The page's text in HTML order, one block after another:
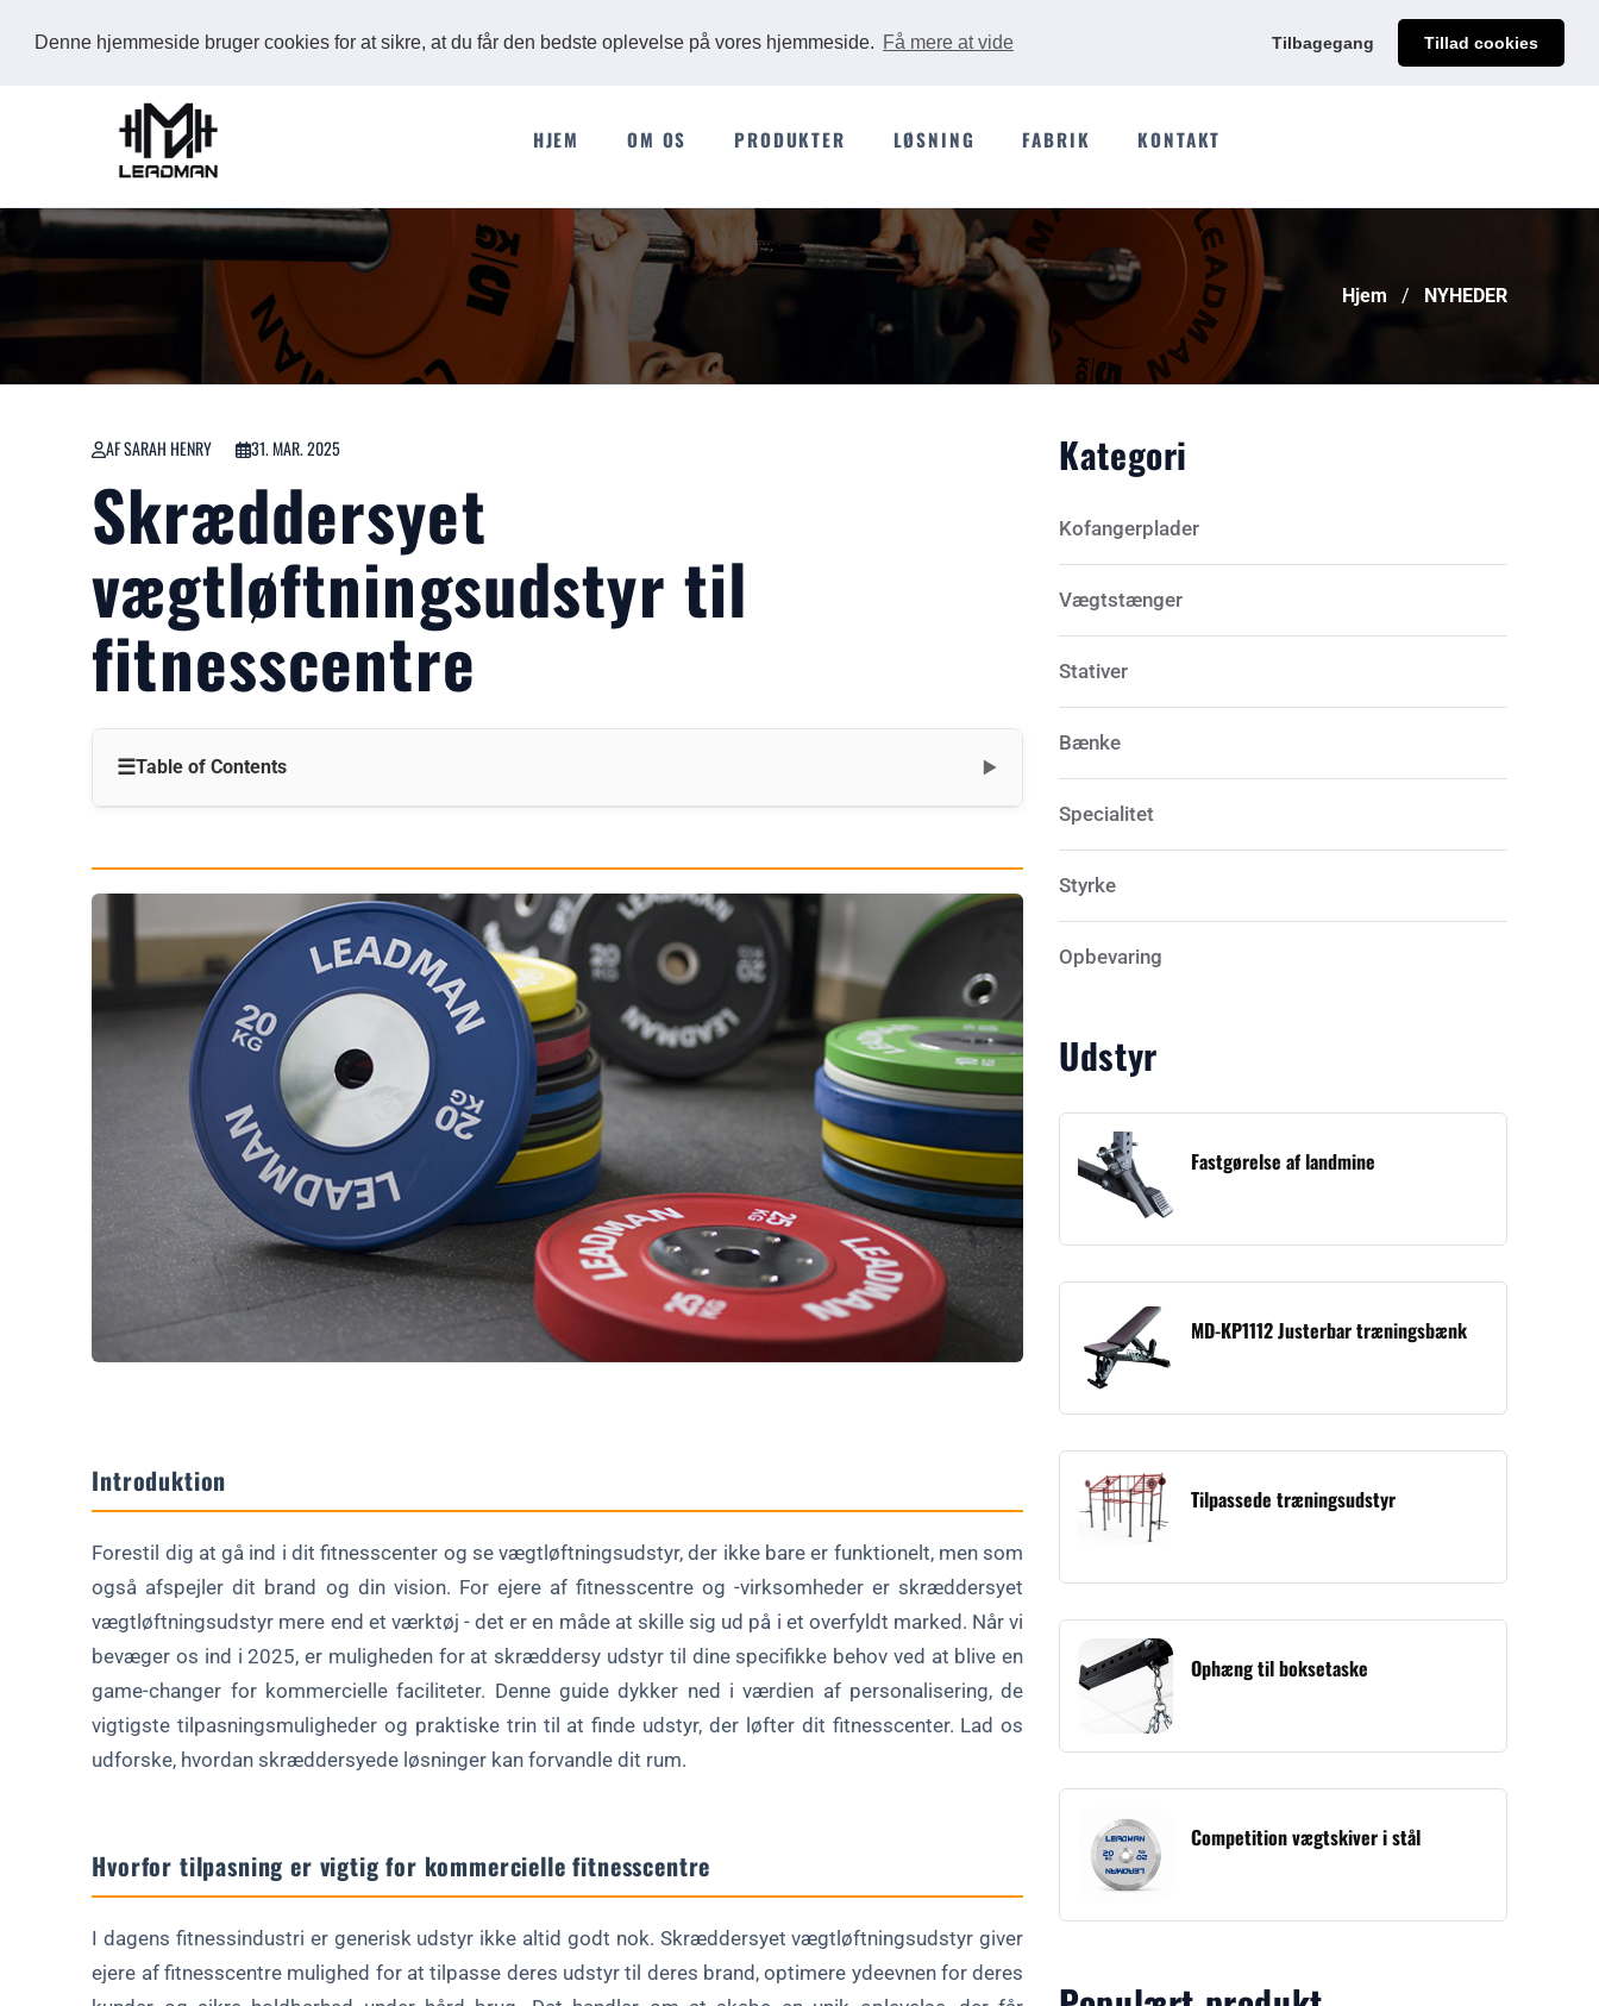
Denne hjemmeside bruger cookies for at sikre, at du får den bedste oplevelse på vores hjemmeside. Få mere at vide Tilbagegang Tillad cookies
Få et uforpligtende tilbud skræddersyet til dig
HJEM OM OS PRODUKTER LØSNING FABRIK KONTAKT
Hjem NYHEDER
AF SARAH HENRY 31. MAR. 2025
Skræddersyet
vægtløftningsudstyr til
fitnesscentre
☰Table of Contents ▼
Hvorfor tilpasning er vigtig for kommercielle fitnesscentre
1. Styrkelse af dit brand
2. Opfyldelse af specifikke træningsbehov
3. Maksimering af pladseffektivitet
Nøglefunktioner i tilpasset vægtløftningsudstyr
1. Holdbar konstruktion
2. Alsidigt design
3. Medlemsvenlige tiltag
Udforsk mulighederne for tilpasning
1. Branding-elementer
2. Funktionelle tilpasninger
2. Planlæg for produktionstid
Ofte stillede spørgsmål om tilpasset vægtløftningsudstyr
Hvor lang tid tager det at få specialudstyr?
Forbedrer tilpasning fitnesscentrets rentabilitet?
Er du klar til at tilpasse dit fitnesscenters vægtløftningsudstyr?
Introduktion
Forestil dig at gå ind i dit fitnesscenter og se vægtløftningsudstyr, der ikke bare er funktionelt, men som
også afspejler dit brand og din vision. For ejere af fitnesscentre og -virksomheder er skræddersyet
vægtløftningsudstyr mere end et værktøj - det er en måde at skille sig ud på i et overfyldt marked. Når vi
bevæger os ind i 2025, er muligheden for at skræddersy udstyr til dine specifikke behov ved at blive en
game-changer for kommercielle faciliteter. Denne guide dykker ned i værdien af personalisering, de
vigtigste tilpasningsmuligheder og praktiske trin til at finde udstyr, der løfter dit fitnesscenter. Lad os
udforske, hvordan skræddersyede løsninger kan forvandle dit rum.
Hvorfor tilpasning er vigtig for kommercielle fitnesscentre
I dagens fitnessindustri er generisk udstyr ikke altid godt nok. Skræddersyet vægtløftningsudstyr giver
ejere af fitnesscentre mulighed for at tilpasse deres udstyr til deres brand, optimere ydeevnen for deres
Kategori
Kofangerplader
Vægtstænger
Stativer
Bænke
Specialitet
Styrke
Opbevaring
Udstyr
Fastgørelse af landmine
MD-KP1112 Justerbar træningsbænk
Tilpassede træningsudstyr
Ophæng til boksetaske
Competition vægtskiver i stål